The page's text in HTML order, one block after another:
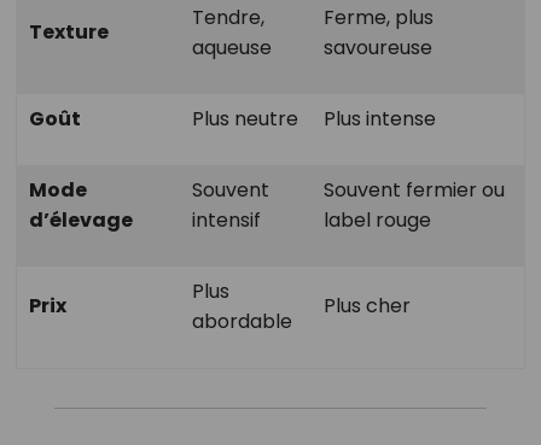
Texture
Tendre,
aqueuse
Ferme, plus
savoureuse
Goût Plus neutre Plus intense
Mode
d’élevage
Souvent
intensif
Souvent fermier ou
label rouge
Prix
Plus
abordable
Plus cher